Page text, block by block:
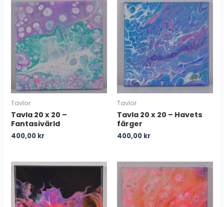
Tavlor
Tavla 20 x 20 –
Fantasivärld
400,00 kr
Tavlor
Tavla 20 x 20 – Havets
färger
400,00 kr